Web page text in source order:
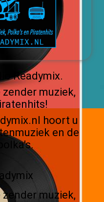
Readymix.
zender muziek,
hoort u
en de
zender muziek,